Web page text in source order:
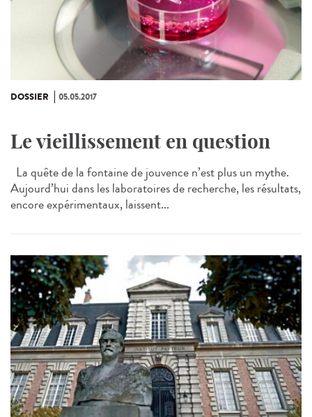
DOSSIER 05.05.2017
Le vieillissement en question
La quête de la fontaine de jouvence n’est plus un mythe.
Aujourd’hui dans les laboratoires de recherche, les résultats,
encore expérimentaux, laissent...